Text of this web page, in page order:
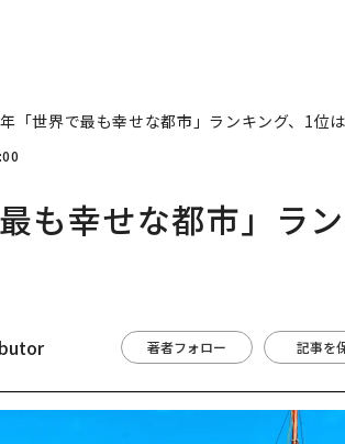
「世界で最も幸せな都市」ランキング、1位
も幸せな都市」ラ
著者フォロー 記事を